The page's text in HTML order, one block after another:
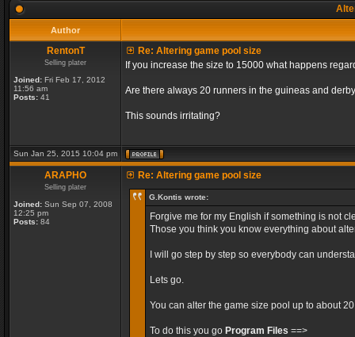
Author
RentonT
Selling plater
Joined: Fri Feb 17, 2012
11:56 am
Posts: 41
Re: Altering game pool size
If you increase the size to 15000 what happens
Are there always 20 runners in the guineas and
This sounds irritating?
Sun Jan 25, 2015 10:04 pm
ARAPHO
Selling plater
Joined: Sun Sep 07, 2008
12:25 pm
Posts: 84
Re: Altering game pool size
G.Kontis wrote:
Forgive me for my English if something is not
Those you think you know everything about
I will go step by step so everybody can
Lets go.
You can alter the game size pool up to about
To do this you go Program Files ==>